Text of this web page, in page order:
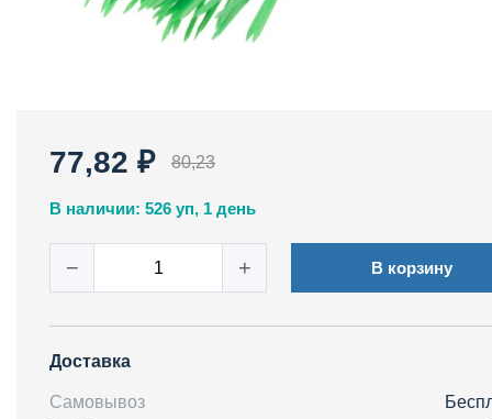
77,82 ₽ 80,23
В наличии: 526 уп, 1 день
− + В корзину
Доставка
Самовывоз